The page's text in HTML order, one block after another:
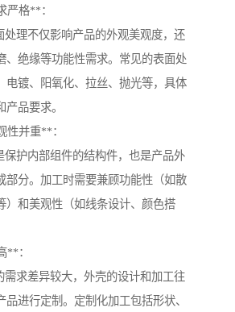
严格**：
理不仅影响产品的外观美观度，还
、绝缘等功能性需求。常见的表面处
电镀、阳氧化、拉丝、抛光等，具体
品要求。
性并重**：
护内部组件的结构件，也是产品外
部分。加工时需要兼顾功能性（如散
）和美观性（如线条设计、颜色搭
**：
求差异较大，外壳的设计和加工往
品进行定制。定制化加工包括形状、